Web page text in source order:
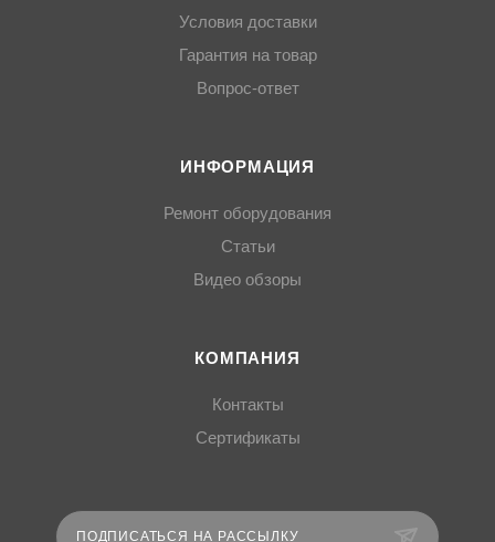
Условия доставки
Гарантия на товар
Вопрос-ответ
ИНФОРМАЦИЯ
Ремонт оборудования
Статьи
Видео обзоры
КОМПАНИЯ
Контакты
Сертификаты
ПОДПИСАТЬСЯ НА РАССЫЛКУ